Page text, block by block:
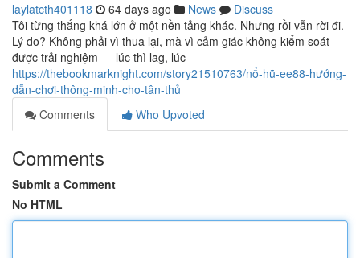
laylatcth401118 64 days ago News
Discuss
Tôi từng thắng khá lớn ở một nền tảng khác. Nhưng rồi vẫn rời đi.
Lý do? Không phải vì thua lại, mà vì cảm giác không kiểm soát
được trải nghiệm — lúc thì lag, lúc
https://thebookmarknight.com/story21510763/nổ-hũ-ee88-hướng-
dẫn-chơi-thông-minh-cho-tân-thủ
Comments
Who Upvoted
Comments
Submit a Comment
No HTML